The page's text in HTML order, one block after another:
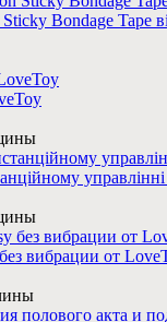
Bondage Tape
вибрации от